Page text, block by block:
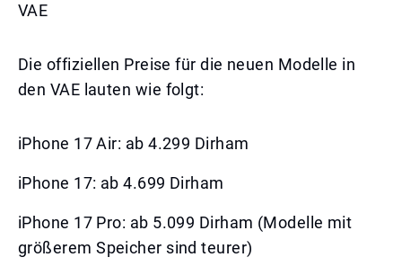
VAE
Die offiziellen Preise für die neuen Modelle in
den VAE lauten wie folgt:
iPhone 17 Air: ab 4.299 Dirham
iPhone 17: ab 4.699 Dirham
iPhone 17 Pro: ab 5.099 Dirham (Modelle mit
größerem Speicher sind teurer)